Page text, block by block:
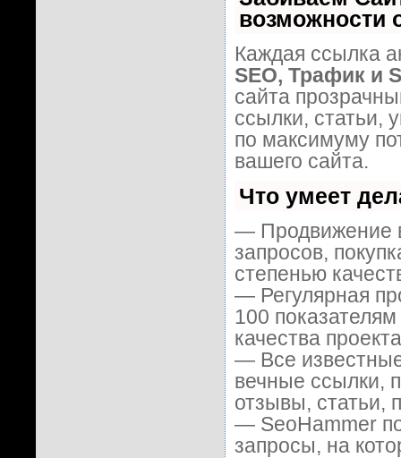
возможности
Каждая ссылка
SEO, Трафик и
сайта
ссылки, статьи,
по максимуму
вашего сайта.
Что умеет
— Продвижение
запросов,
степенью
— Регулярная
100
качества
— Все
вечные ссылки,
отзывы, статьи,
— SeoHammer
запросы, на